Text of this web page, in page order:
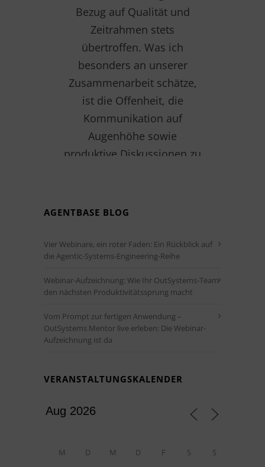
Bezug auf Qualität und
Zeitrahmen stets
übertroffen. Was ich
besonders an unserer
Zusammenarbeit schätze,
ist die Offenheit, die
Kommunikation auf
Augenhöhe sowie
produktive Diskussionen zu
während der Entwicklung.“
Solution Manager,
Logistikdienstleistungsunternehmen
AGENTBASE BLOG
Vier Webinare, ein roter Faden: Ein Rückblick auf
die Agentic-Systems-Engineering-Reihe
Webinar-Aufzeichnung: Wie Ihr OutSystems-Team
den nächsten Produktivitätssprung macht
Vom Prompt zur fertigen Anwendung –
OutSystems Mentor live erleben: Die Webinar-
Aufzeichnung ist da
VERANSTALTUNGSKALENDER
M D M D F S S